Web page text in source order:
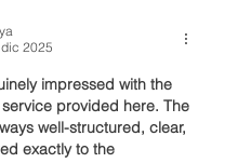
2025
impressed with the
provided here. The
well-structured, clear,
exactly to the